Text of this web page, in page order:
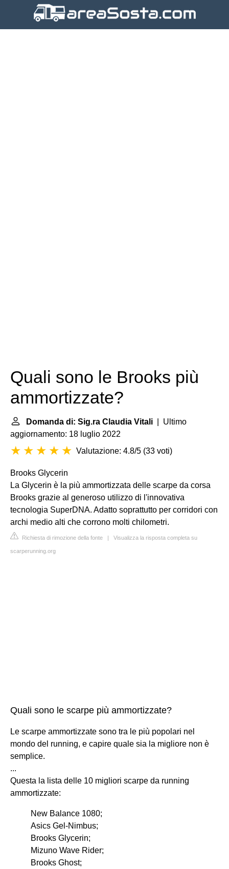
Quali sono le Brooks più
ammortizzate?
Domanda di: Sig.ra Claudia Vitali | Ultimo
aggiornamento: 18 luglio 2022
Valutazione: 4.8/5 (33 voti)
Brooks Glycerin
La Glycerin è la più ammortizzata delle scarpe da corsa
Brooks grazie al generoso utilizzo di l'innovativa
tecnologia SuperDNA. Adatto soprattutto per corridori con
archi medio alti che corrono molti chilometri.
Richiesta di rimozione della fonte | Visualizza la risposta completa su
scarperunning.org
Quali sono le scarpe più ammortizzate?
Le scarpe ammortizzate sono tra le più popolari nel
mondo del running, e capire quale sia la migliore non è
semplice.
...
Questa la lista delle 10 migliori scarpe da running
ammortizzate:
New Balance 1080;
Asics Gel-Nimbus;
Brooks Glycerin;
Mizuno Wave Rider;
Brooks Ghost;